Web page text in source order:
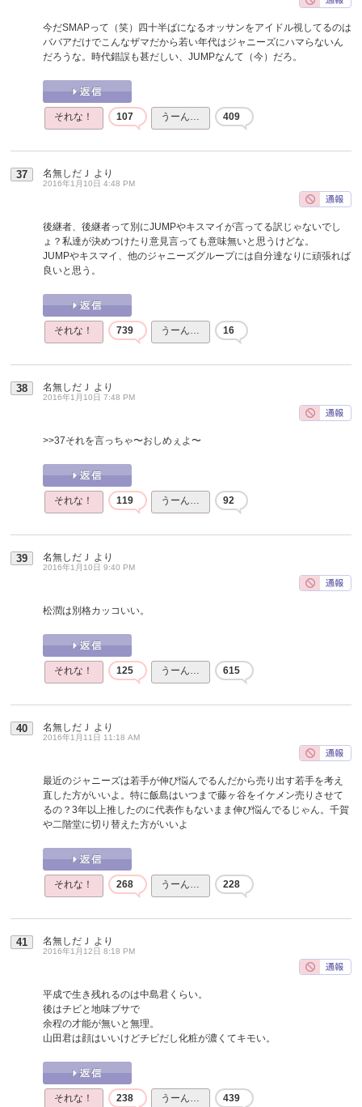
今だSMAPって（笑）四十半ばになるオッサンをアイドル視してるのは
ババアだけでこんなザマだから若い年代はジャニーズにハマらないん
だろうな。時代錯誤も甚だしい、JUMPなんて（今）だろ。
それな！ 107 うーん… 409
37 名無しだＪ より
2016年1月10日 4:48 PM
後継者、後継者って別にJUMPやキスマイが言ってる訳じゃないでし
ょ？私達が決めつけたり意見言っても意味無いと思うけどな。
JUMPやキスマイ、他のジャニーズグループには自分達なりに頑張れば
良いと思う。
それな！ 739 うーん… 16
38 名無しだＪ より
2016年1月10日 7:48 PM
>>37それを言っちゃ〜おしめぇよ〜
それな！ 119 うーん… 92
39 名無しだＪ より
2016年1月10日 9:40 PM
松潤は別格カッコいい。
それな！ 125 うーん… 615
40 名無しだＪ より
2016年1月11日 11:18 AM
最近のジャニーズは若手が伸び悩んでるんだから売り出す若手を考え
直した方がいいよ。特に飯島はいつまで藤ヶ谷をイケメン売りさせて
るの？3年以上推したのに代表作もないまま伸び悩んでるじゃん。千賀
や二階堂に切り替えた方がいいよ
それな！ 268 うーん… 228
41 名無しだＪ より
2016年1月12日 8:18 PM
平成で生き残れるのは中島君くらい。
後はチビと地味ブサで
余程の才能が無いと無理。
山田君は顔はいいけどチビだし化粧が濃くてキモい。
それな！ 238 うーん… 439